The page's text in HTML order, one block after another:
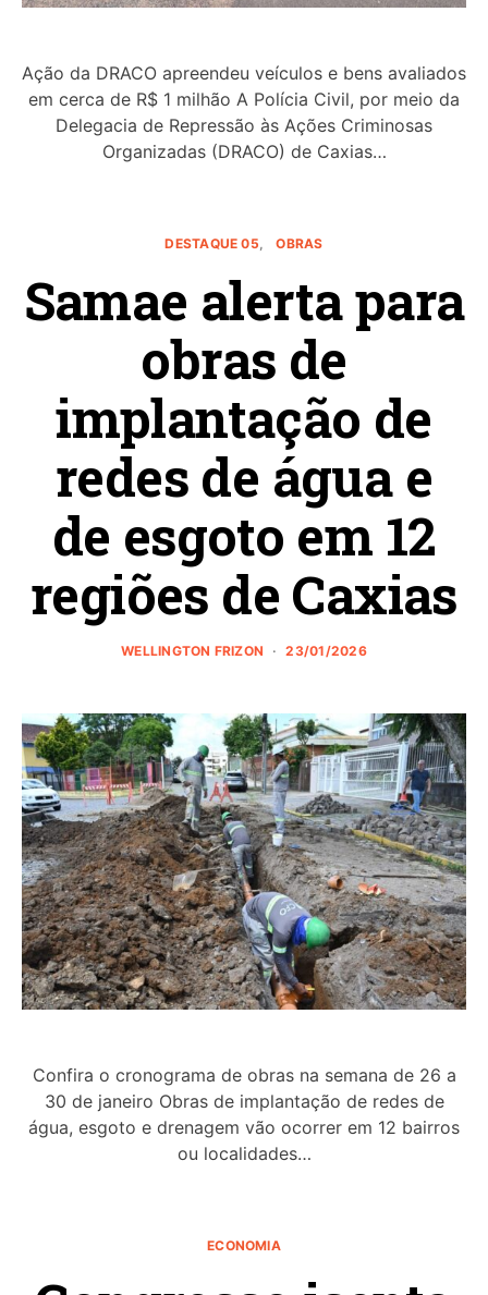
Ação da DRACO apreendeu veículos e bens avaliados
em cerca de R$ 1 milhão A Polícia Civil, por meio da
Delegacia de Repressão às Ações Criminosas
Organizadas (DRACO) de Caxias…
DESTAQUE 05 OBRAS
Samae alerta para
obras de
implantação de
redes de água e
de esgoto em 12
regiões de Caxias
WELLINGTON FRIZON 23/01/2026
Confira o cronograma de obras na semana de 26 a
30 de janeiro Obras de implantação de redes de
água, esgoto e drenagem vão ocorrer em 12 bairros
ou localidades…
ECONOMIA